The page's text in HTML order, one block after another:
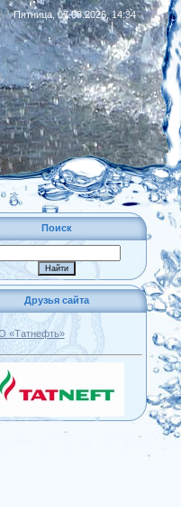
Пятница, 07.08.2026, 14:34
|RSS
Поиск
Друзья сайта
«Татнефть»